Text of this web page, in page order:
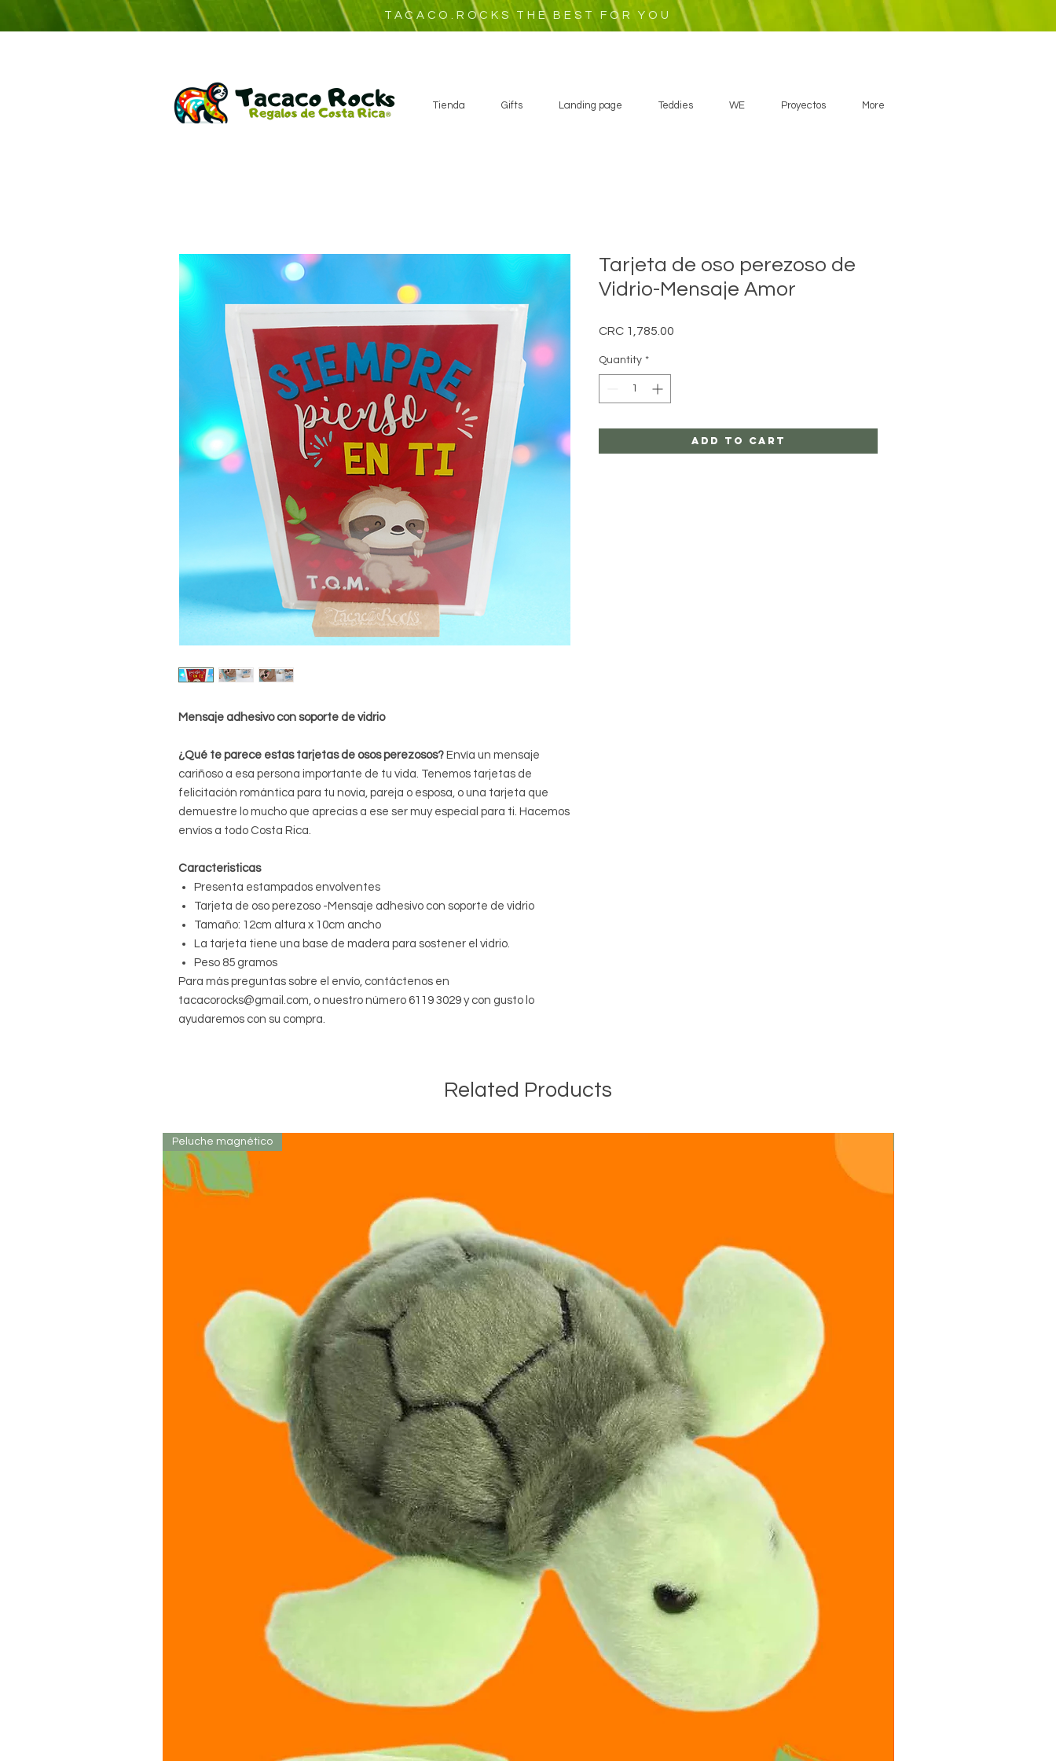
TACACO.ROCKS THE BEST FOR YOU
Tienda Gifts Landing page Teddies WE Proyectos More
Mensaje adhesivo con soporte de vidrio
¿Qué te parece estas tarjetas de osos perezosos? Envía un mensaje
cariñoso a esa persona importante de tu vida. Tenemos tarjetas de
felicitación romántica para tu novia, pareja o esposa, o una tarjeta que
demuestre lo mucho que aprecias a ese ser muy especial para ti. Hacemos
envíos a todo Costa Rica.
Caracteristicas
Presenta estampados envolventes
Tarjeta de oso perezoso -Mensaje adhesivo con soporte de vidrio
Tamaño: 12cm altura x 10cm ancho
La tarjeta tiene una base de madera para sostener el vidrio.
Peso 85 gramos
Para más preguntas sobre el envío, contáctenos en
tacacorocks@gmail.com, o nuestro número 6119 3029 y con gusto lo
ayudaremos con su compra.
Tarjeta de oso perezoso de
Vidrio-Mensaje Amor
CRC 1,785.00
Quantity *
Add to Cart
Related Products
Peluche magnético